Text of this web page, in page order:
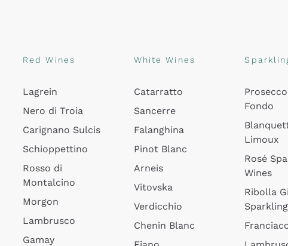
Red Wines
Lagrein
Nero di Troia
Carignano Sulcis
Schioppettino
Rosso di
Montalcino
Morgon
Lambrusco
Gamay
White Wines
Catarratto
Sancerre
Falanghina
Pinot Blanc
Arneis
Vitovska
Verdicchio
Chenin Blanc
Fondo
Limoux
Rosé
Wines
Ribolla